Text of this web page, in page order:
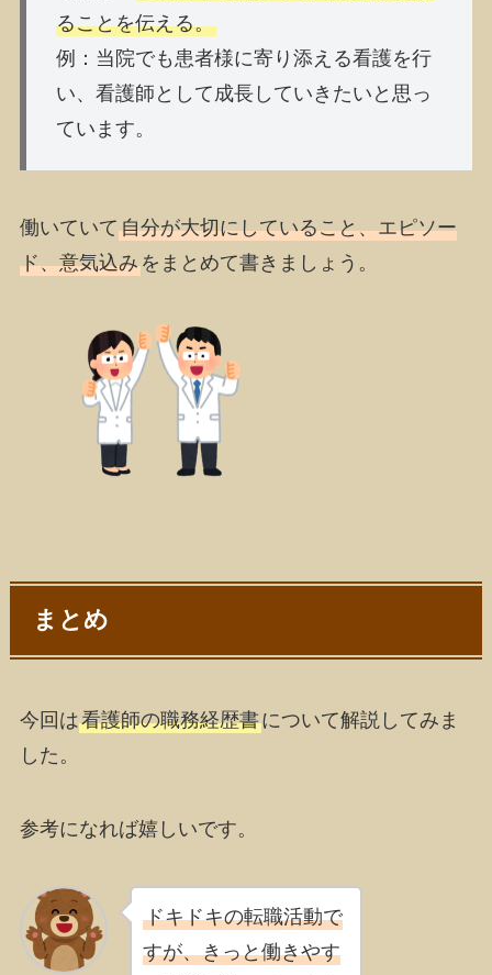
ることを伝える。
例 ：当院でも患者様に寄り添える看護を行
い、看護師として成長していきたいと思っ
ています。
働いていて自分が大切にしていること、エピソー
ド、意気込みをまとめて書きましょう。
まとめ
今回は看護師の職務経歴書について解説してみま
した。
参考になれば嬉しいです。
ドキドキの転職活動で
すが、きっと働きやす